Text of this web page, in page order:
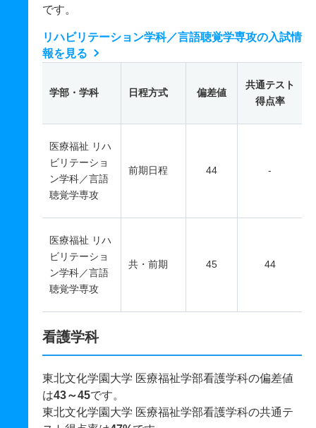
です。
リハビリテーション学科／言語聴覚学専攻の入試情
報を見る
学部・学科 日程方式 偏差値
共通テスト
得点率
医療福祉 リハ
ビリテーショ
ン学科／言語
聴覚学専攻
前期日程 44 -
医療福祉 リハ
ビリテーショ
ン学科／言語
聴覚学専攻
共・前期 45 44
看護学科
東北文化学園大学 医療福祉学部看護学科の偏差値
は43～45です。
東北文化学園大学 医療福祉学部看護学科の共通テ